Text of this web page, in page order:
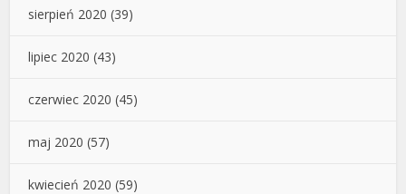
sierpień 2020 (39)
lipiec 2020 (43)
czerwiec 2020 (45)
maj 2020 (57)
kwiecień 2020 (59)